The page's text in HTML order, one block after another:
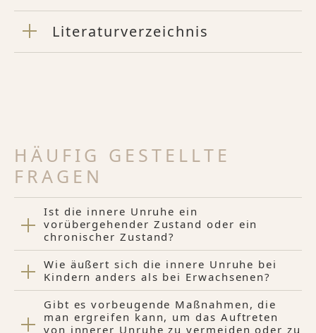
Literaturverzeichnis
HÄUFIG GESTELLTE
FRAGEN
Ist die innere Unruhe ein
vorübergehender Zustand oder ein
chronischer Zustand?
Wie äußert sich die innere Unruhe bei
Kindern anders als bei Erwachsenen?
Gibt es vorbeugende Maßnahmen, die
man ergreifen kann, um das Auftreten
von innerer Unruhe zu vermeiden oder zu